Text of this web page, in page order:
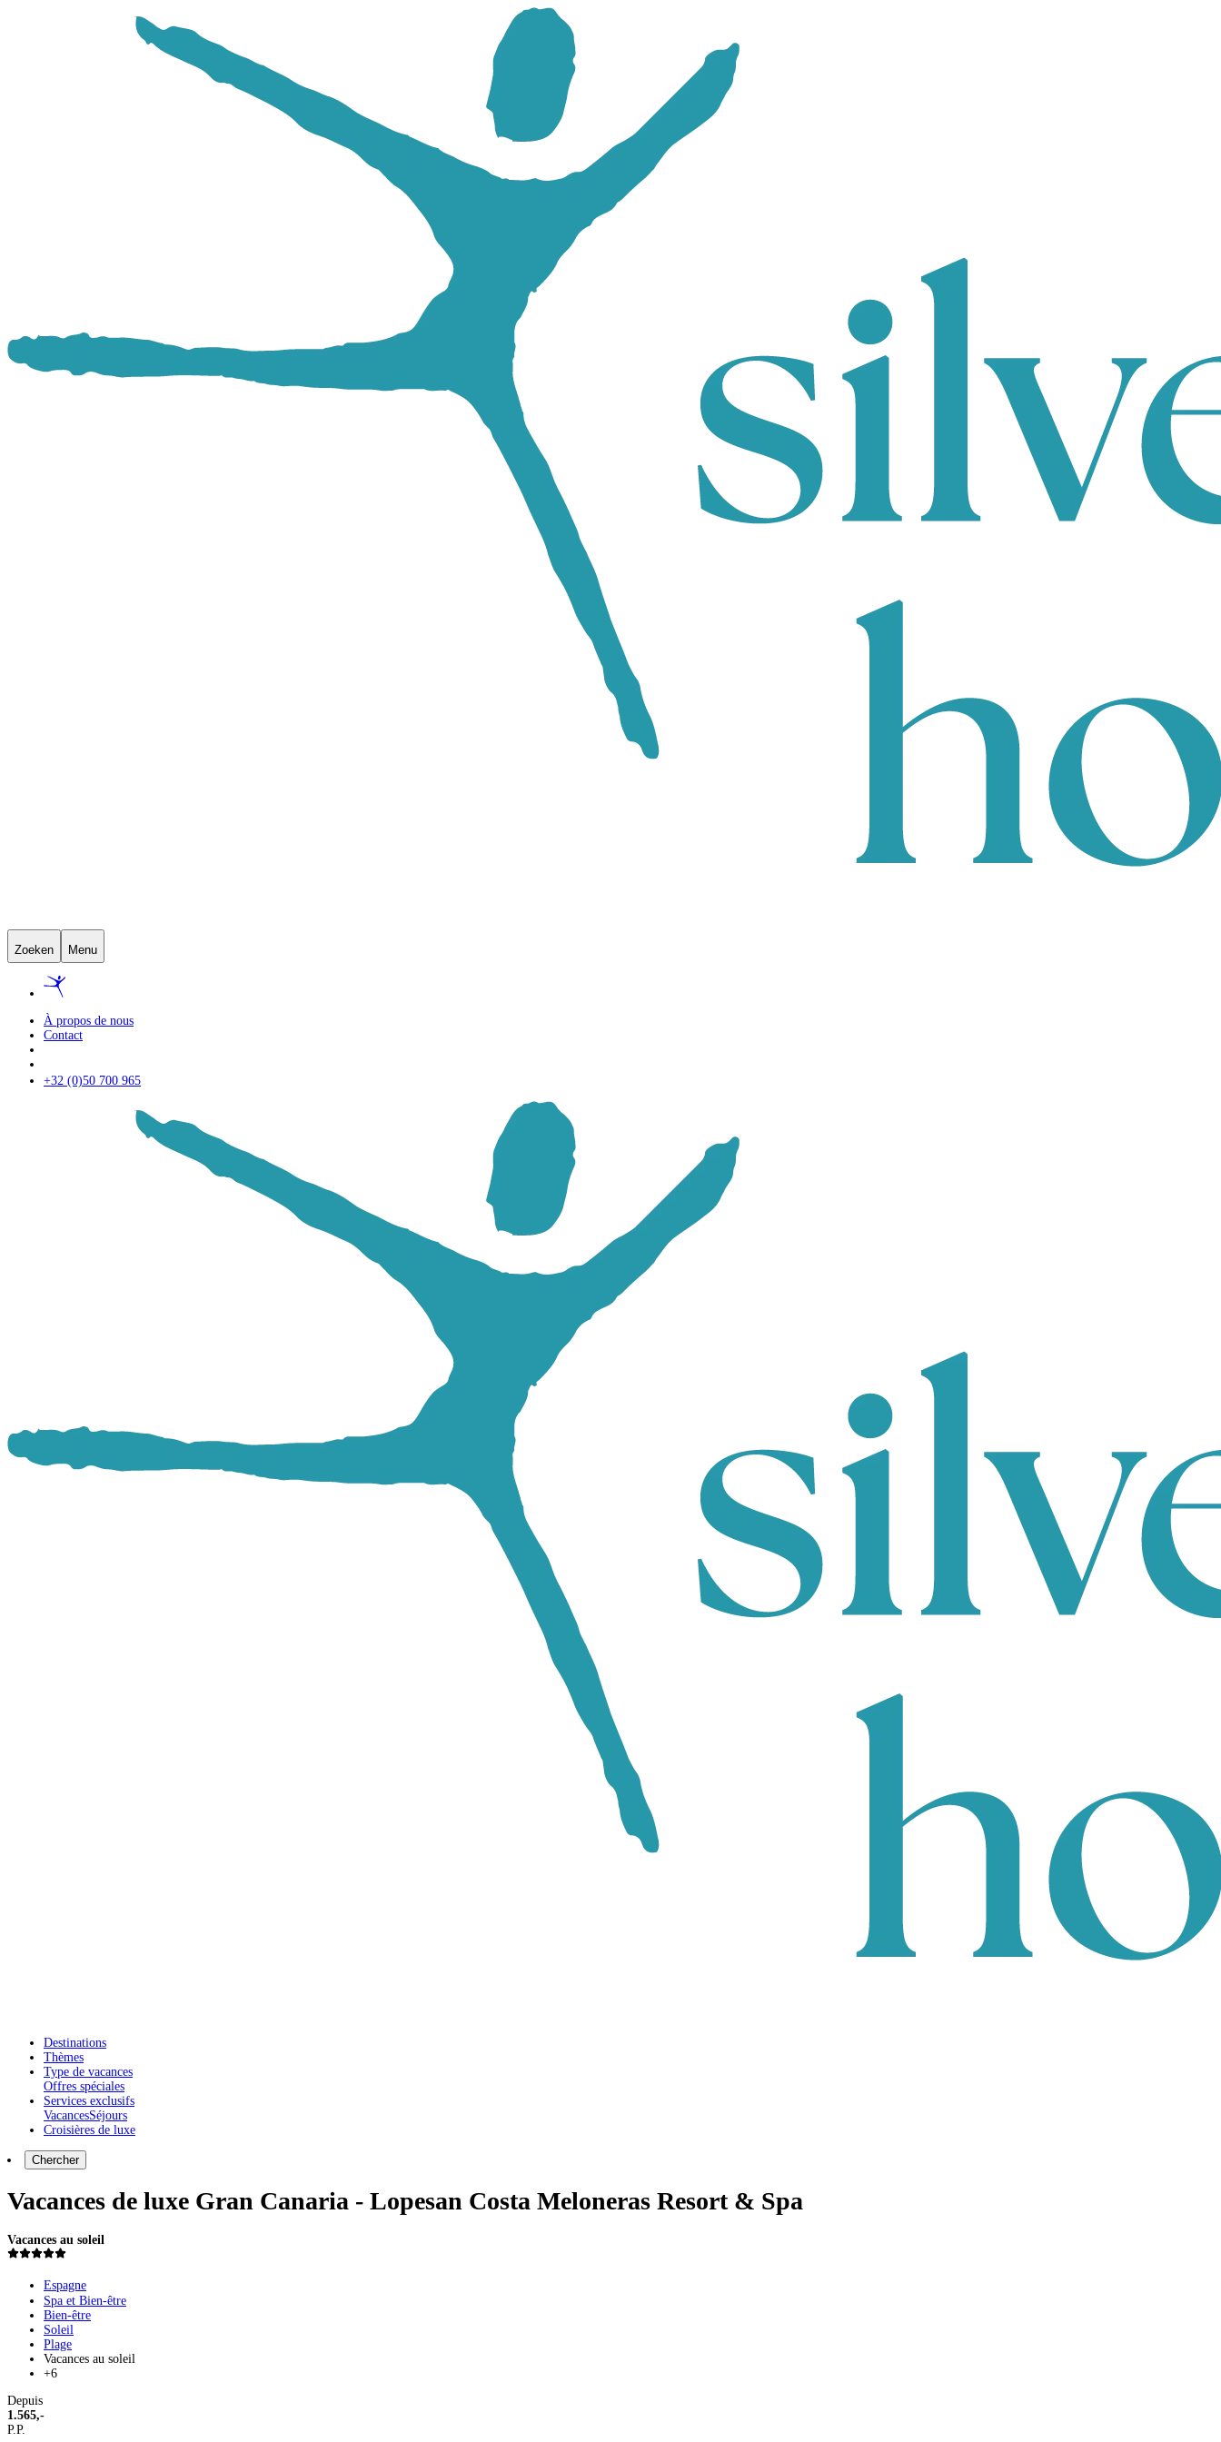
Zoeken Menu
À propos de nous
Contact
+32 (0)50 700 965
Destinations
Thèmes
Type de vacances
Offres spéciales
Services exclusifs
VacancesSéjours
Croisières de luxe
Chercher
Vacances de luxe Gran Canaria - Lopesan Costa Meloneras Resort & Spa
Vacances au soleil
Espagne
Spa et Bien-être
Bien-être
Soleil
Plage
Vacances au soleil
+6
Depuis
1.565,-
P.P.